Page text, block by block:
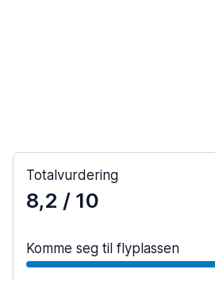
Totalvurdering
8,2 / 10
Komme seg til flyplassen